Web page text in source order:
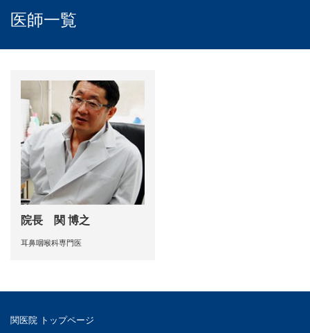
医師一覧
院長 関 博之
耳鼻咽喉科専門医
関医院 トップページ